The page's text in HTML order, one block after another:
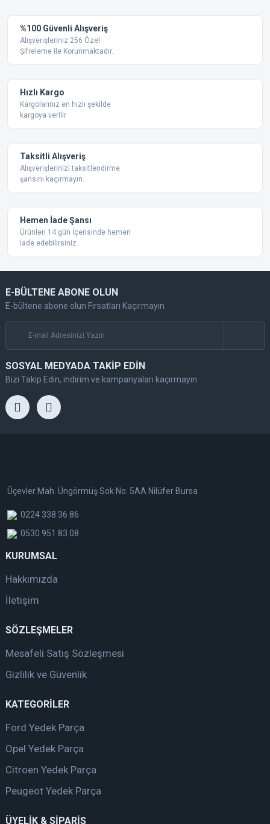
Ürün resmi kalitesiz, bozuk veya görüntülenemiyor.
Ürün açıklamasında eksik bilgiler bulunuyor.
Bu ürüne benzer farklı alternatifler olmalı.
%100 Güvenli Alışveriş
Alışverişleriniz 256 Özel
Şifreleme ile Korunmaktadır.
Hızlı Kargo
Kargolarınız en hızlı şekilde
kargoya verilir
Taksitli Alışveriş
Alışverişlerinizi taksitlendirme
şansını kaçırmayın.
Hemen İade Şansı
Ürünleri 14 gün İçerisinde hemen
iade edebilirsiniz.
E-BÜLTENE ABONE OLUN
E-bültene abone olun Fırsatları Kaçırmayın
SOSYAL MEDYADA TAKİP EDİN
Bizi Takip Edin, indirim ve kampanyaları kaçırmayın
Üçevler Mah. Üngörmüş Sok No: 5AA Nilüfer Bursa
0224 338 36 86
0530 951 83 08
KURUMSAL
Hakkımızda
İletişim
SÖZLEŞMELER
Mesafeli Satış Sözleşmesi
Gizlilik ve Güvenlik
KATEGORİLER
Ford Yedek Parça
Opel Yedek Parça
Citroen Yedek Parça
Peugeot Yedek Parça
ÜYELİK & SİPARİŞ